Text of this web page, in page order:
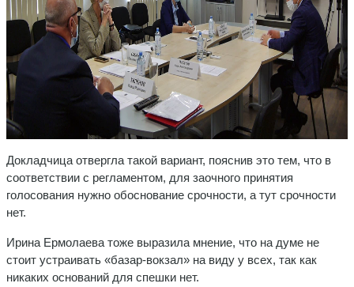
Докладчица отвергла такой вариант, пояснив это тем, что в
соответствии с регламентом, для заочного принятия
голосования нужно обоснование срочности, а тут срочности
нет.
Ирина Ермолаева тоже выразила мнение, что на думе не
стоит устраивать «базар-вокзал» на виду у всех, так как
никаких оснований для спешки нет.